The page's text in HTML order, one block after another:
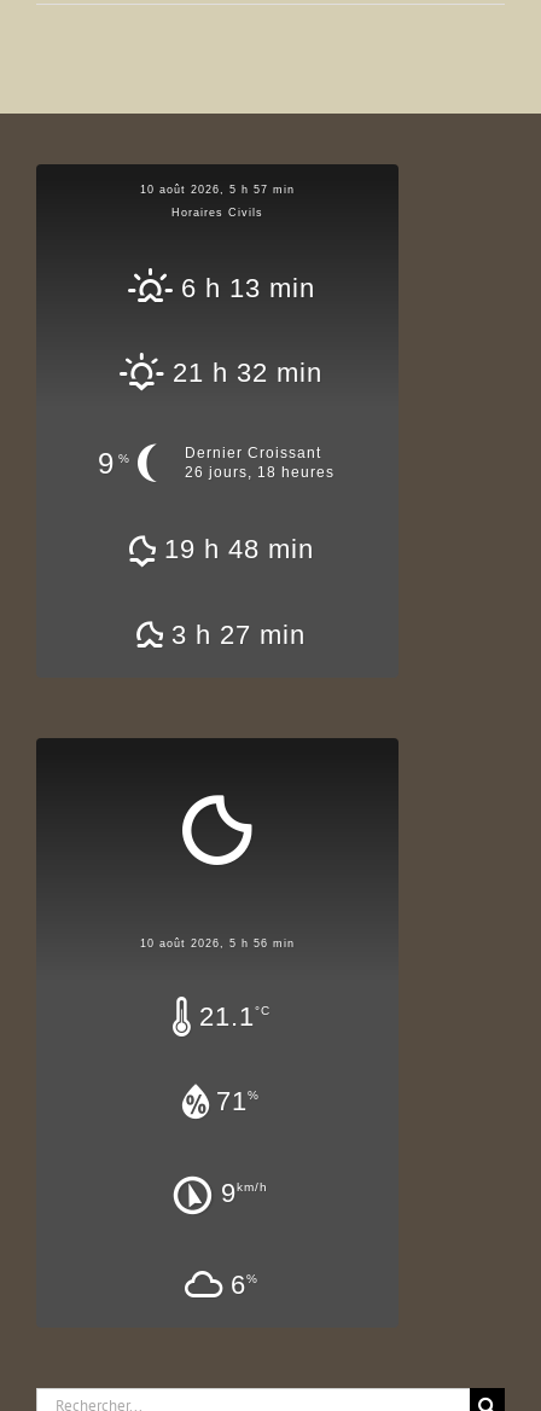
10 août 2026, 5 h 57 min
Horaires Civils
6 h 13 min
21 h 32 min
9 %
Dernier Croissant
26 jours, 18 heures
19 h 48 min
3 h 27 min
10 août 2026, 5 h 56 min
21.1°C
71%
9km/h
6%
Rechercher: